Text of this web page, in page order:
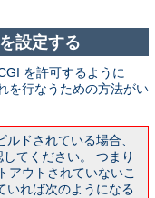
設定する
を許可するように
を行なうための方法がい
ドされている場合、
てください。 つまり
アウトされていないこ
いれば次のようになる